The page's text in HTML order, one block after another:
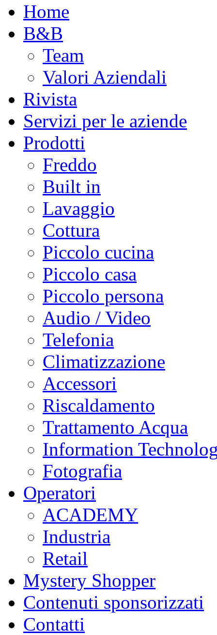
Home
B&B
Team
Valori Aziendali
Rivista
Servizi per le aziende
Prodotti
Freddo
Built in
Lavaggio
Cottura
Piccolo cucina
Piccolo casa
Piccolo persona
Audio / Video
Telefonia
Climatizzazione
Accessori
Riscaldamento
Trattamento Acqua
Information
Fotografia
Operatori
ACADEMY
Industria
Retail
Mystery Shopper
Contenuti sponsorizzati
Contatti